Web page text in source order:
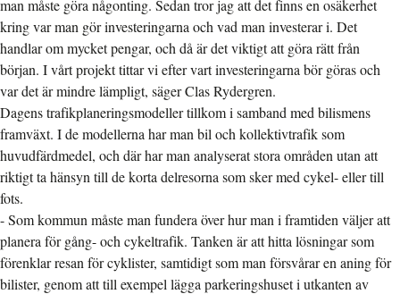
man måste göra någonting. Sedan tror jag att det finns en osäkerhet
kring var man gör investeringarna och vad man investerar i. Det
handlar om mycket pengar, och då är det viktigt att göra rätt från
början. I vårt projekt tittar vi efter vart investeringarna bör göras och
var det är mindre lämpligt, säger Clas Rydergren.
Dagens trafikplaneringsmodeller tillkom i samband med bilismens
framväxt. I de modellerna har man bil och kollektivtrafik som
huvudfärdmedel, och där har man analyserat stora områden utan att
riktigt ta hänsyn till de korta delresorna som sker med cykel- eller till
fots.
- Som kommun måste man fundera över hur man i framtiden väljer att
planera för gång- och cykeltrafik. Tanken är att hitta lösningar som
förenklar resan för cyklister, samtidigt som man försvårar en aning för
bilister, genom att till exempel lägga parkeringshuset i utkanten av